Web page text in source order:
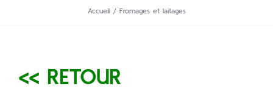
Accueil Fromages et laitages
<< RETOUR